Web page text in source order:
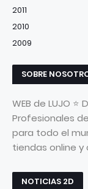
2011
2010
2009
SOBRE
WEB de LUJO
Profesionales
para todo el
tiendas online y
NOTICIAS 2D